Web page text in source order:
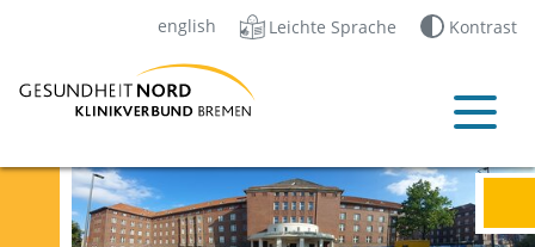
english Leichte Sprache Kontrast